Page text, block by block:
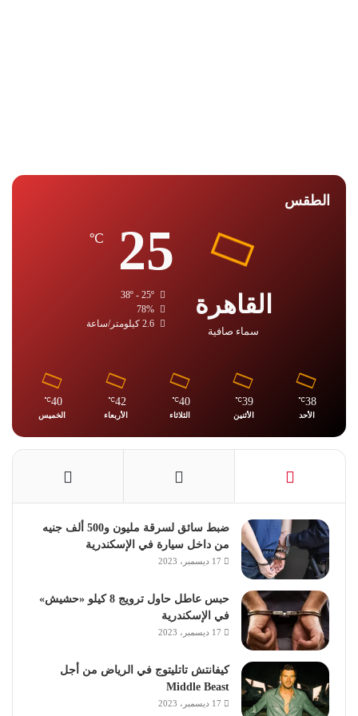
الطقس
القاهرة
سماء صافية
25
℃
38º - 25º
78%
2.6 كيلومتر/ساعة
38
℃
الأحد
39
℃
الأثنين
40
℃
الثلاثاء
42
℃
الأربعاء
40
℃
الخميس
ضبط سائق لسرقة مليون و500 ألف جنيه
من داخل سيارة في الإسكندرية
17 ديسمبر، 2023
حبس عاطل حاول ترويج 8 كيلو «حشيش»
في الإسكندرية
17 ديسمبر، 2023
كيفانتش تاتليتوج في الرياض من أجل
Middle Beast
17 ديسمبر، 2023